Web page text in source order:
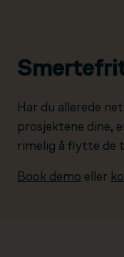
Har du allerede
prosjektene dine,
rimelig å flytte de
Book demo eller